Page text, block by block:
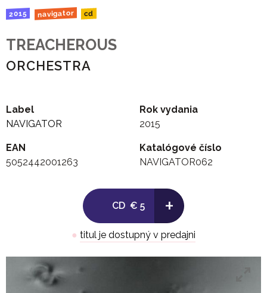
2015 navigator cd
TREACHEROUS
ORCHESTRA
Label
NAVIGATOR
Rok vydania
2015
EAN
5052442001263
Katalógové číslo
NAVIGATOR062
CD € 5 +
● titul je dostupný v predajni